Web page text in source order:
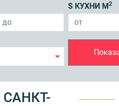
S КУХНИ М 2